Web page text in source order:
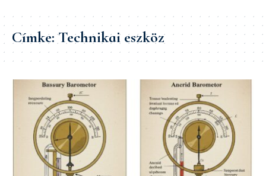
Címke:Technikai eszköz